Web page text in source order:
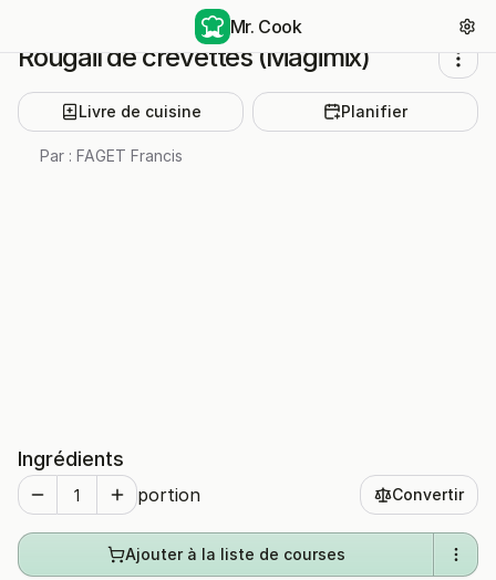
Rougail de crevettes (Magimix)
Livre de cuisine Planifier
Par : FAGET Francis
Ingrédients
portion Convertir
Ajouter à la liste de courses
Mr. Cook